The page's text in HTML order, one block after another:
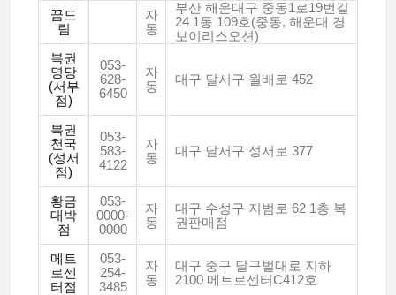
꿈드
림
자
동
부산 해운대구 중동1로19번길
24 1동 109호(중동, 해운대 경
보이리스오션)
복권
명당
(서부
점)
053-
628-
6450
자
동
대구 달서구 월배로 452
복권
천국
(성서
점)
053-
583-
4122
자
동
대구 달서구 성서로 377
황금
대박
점
053-
0000-
0000
자
동
대구 수성구 지범로 62 1층 복
권판매점
메트
로센
터점
053-
254-
3485
자
동
대구 중구 달구벌대로 지하
2100 메트로센터C412호